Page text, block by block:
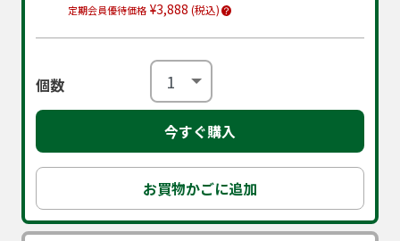
定期会員優待価格 ¥3,888 (税込)
個数
今すぐ購入
お買物かごに追加